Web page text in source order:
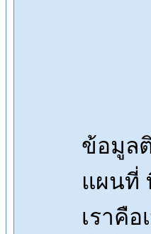
ข้อมูล
แผนที่
เราคื